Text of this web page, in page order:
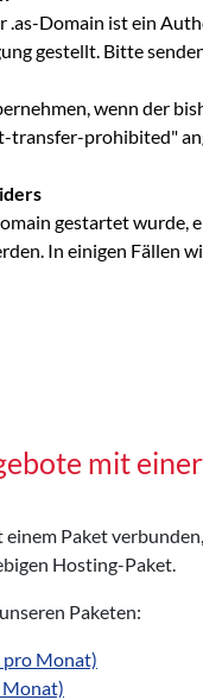
.as-Domain ist ein
gestellt. Bitte
wenn der
prohibited"
gestartet
In einigen Fällen
mit
Paket
Hosting-Paket.
Paketen:
pro Monat)
Monat)